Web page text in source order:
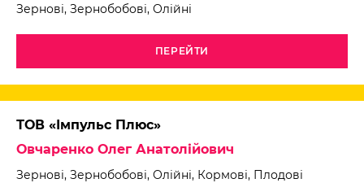
Зернові, Зернобобові, Олійні
ПЕРЕЙТИ
ТОВ «Імпульс Плюс»
Овчаренко Олег Анатолійович
Зернові, Зернобобові, Олійні, Кормові, Плодові